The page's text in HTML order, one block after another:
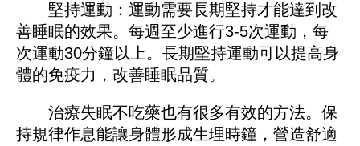
堅持運動：運動需要長期堅持才能達到改
善睡眠的效果。每週至少進行3-5次運動，每
次運動30分鐘以上。長期堅持運動可以提高身
體的免疫力，改善睡眠品質。
治療失眠不吃藥也有很多有效的方法。保
持規律作息能讓身體形成生理時鐘，營造舒適